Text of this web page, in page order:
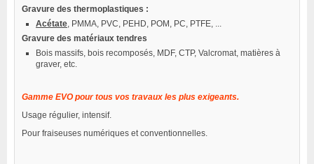
Gravure des thermoplastiques :
Acétate, PMMA, PVC, PEHD, POM, PC, PTFE, ...
Gravure des matériaux tendres
Bois massifs, bois recomposés, MDF, CTP, Valcromat, matières à
graver, etc.
Gamme EVO pour tous vos travaux les plus exigeants.
Usage régulier, intensif.
Pour fraiseuses numériques et conventionnelles.